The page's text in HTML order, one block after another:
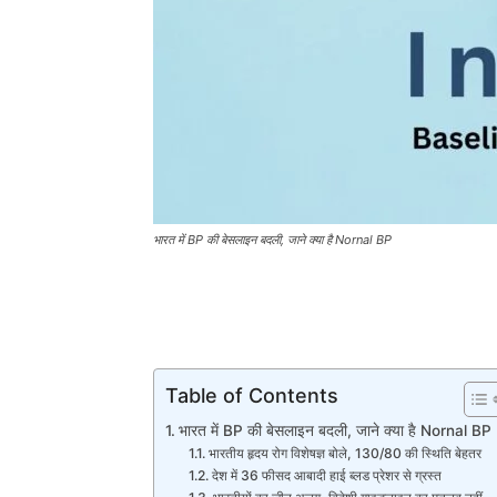
भारत में BP की बेसलाइन बदली, जाने क्या है Nornal BP
Table of Contents
भारत में BP की बेसलाइन बदली, जाने क्या है Nornal BP
भारतीय हृदय रोग विशेषज्ञ बोले, 130/80 की स्थिति बेहतर
देश में 36 फीसद आबादी हाई ब्लड प्रेशर से ग्रस्त